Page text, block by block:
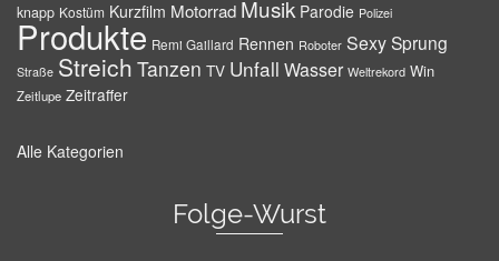
knapp Kostüm Kurzfilm Motorrad Musik Parodie Polizei
Produkte Remi Gaillard Rennen Roboter SexySprung
Straße Streich Tanzen TV Unfall Wasser Weltrekord Win
Zeitlupe Zeitraffer
Alle Kategorien
Folge-Wurst